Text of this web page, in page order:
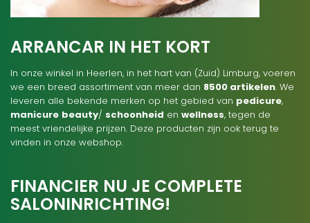
ARRANCAR IN HET KORT
In onze winkel in Heerlen, in het hart van (Zuid) Limburg, voeren
we een breed assortiment van meer dan 8500 artikelen. We
leveren alle bekende merken op het gebied van pedicure,
manicure beauty/ schoonheid en wellness, tegen de
meest vriendelijke prijzen. Deze producten zijn ook terug te
vinden in onze webshop.
FINANCIER NU JE COMPLETE
SALONINRICHTING!